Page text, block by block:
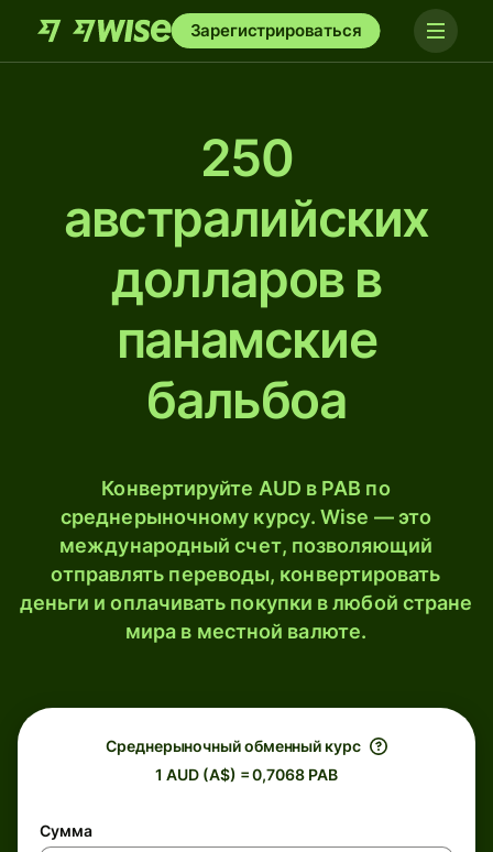
Зарегистрироваться
250
австралийских
долларов в
панамские
бальбоа
Конвертируйте AUD в PAB по
среднерыночному курсу. Wise — это
международный счет, позволяющий
отправлять переводы, конвертировать
деньги и оплачивать покупки в любой стране
мира в местной валюте.
Среднерыночный обменный курс
1 AUD (A$) = 0,7068 PAB
Сумма